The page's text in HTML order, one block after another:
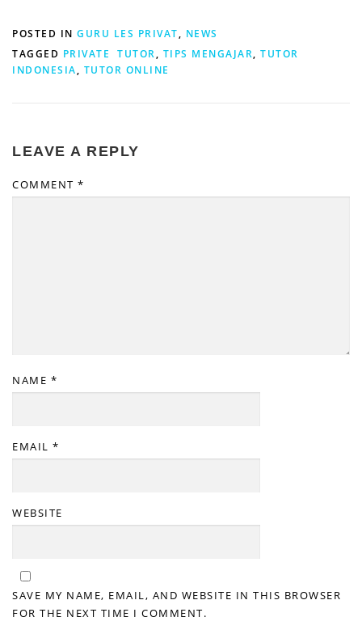
POSTED IN GURU LES PRIVAT, NEWS
TAGGED PRIVATE TUTOR, TIPS MENGAJAR, TUTOR
INDONESIA, TUTOR ONLINE
LEAVE A REPLY
COMMENT *
NAME *
EMAIL *
WEBSITE
SAVE MY NAME, EMAIL, AND WEBSITE IN THIS BROWSER
FOR THE NEXT TIME I COMMENT.